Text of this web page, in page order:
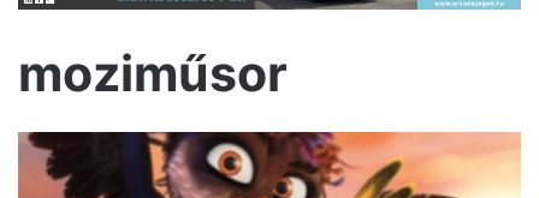
moziműsor